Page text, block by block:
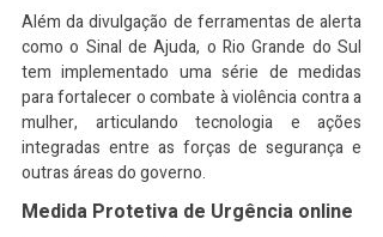
Além da divulgação de ferramentas de alerta
como o Sinal de Ajuda, o Rio Grande do Sul
tem implementado uma série de medidas
para fortalecer o combate à violência contra a
mulher, articulando tecnologia e ações
integradas entre as forças de segurança e
outras áreas do governo.
Medida Protetiva de Urgência online